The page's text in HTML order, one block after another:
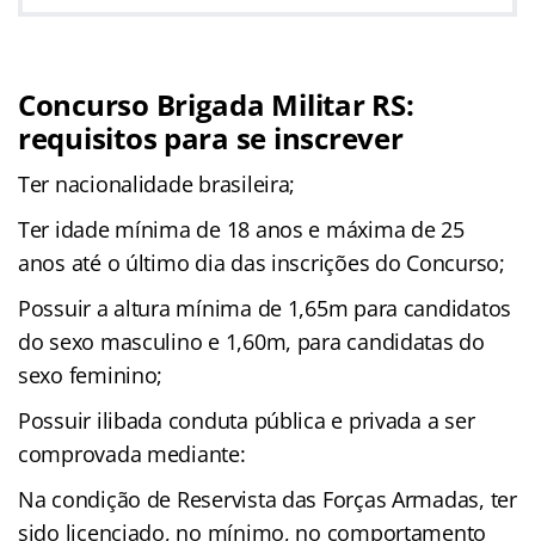
Concurso Brigada Militar RS:
requisitos para se inscrever
Ter nacionalidade brasileira;
Ter idade mínima de 18 anos e máxima de 25
anos até o último dia das inscrições do Concurso;
Possuir a altura mínima de 1,65m para candidatos
do sexo masculino e 1,60m, para candidatas do
sexo feminino;
Possuir ilibada conduta pública e privada a ser
comprovada mediante:
Na condição de Reservista das Forças Armadas, ter
sido licenciado, no mínimo, no comportamento